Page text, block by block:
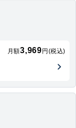
月額3,969 円(税込)